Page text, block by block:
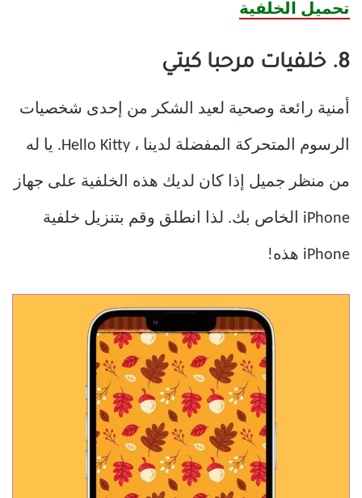
تحميل الخلفية
8. خلفيات مرحبا كيتي
أمنية رائعة وصحية لعيد الشكر من إحدى شخصيات
الرسوم المتحركة المفضلة لدينا ، Hello Kitty. يا له
من منظر جميل إذا كان لديك هذه الخلفية على جهاز
iPhone الخاص بك. لذا انطلق وقم بتنزيل خلفية
iPhone هذه!